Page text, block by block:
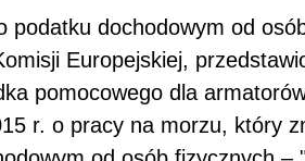
podatku dochodowym od
Europejskiej,
pomocowego dla
r. o pracy na morzu, który